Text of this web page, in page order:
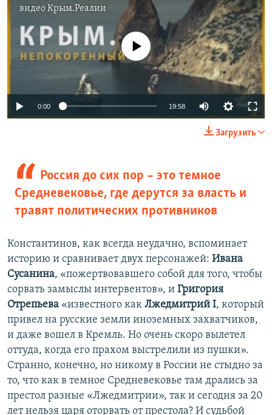
видеоКрым.Реалии
No media source currently available
0:00 19:58
Загрузить
Россия до сих пор – это темное
Средневековье, где дерутся за власть и
травят политических противников
Константинов, как всегда неудачно, вспоминает
историю и сравнивает двух персонажей: Ивана
Сусанина, «пожертвовавшего собой для того, чтобы
сорвать замыслы интервентов», и Григория
Отрепьева «известного как Лжедмитрий I, который
привел на русские земли иноземных захватчиков,
и даже вошел в Кремль. Но очень скоро вылетел
оттуда, когда его прахом выстрелили из пушки».
Странно, конечно, но никому в России не стыдно за
то, что как в темное Средневековье там дрались за
престол разные «Лжедмитрии», так и сегодня за 20
лет нельзя царя оторвать от престола? И судьбой